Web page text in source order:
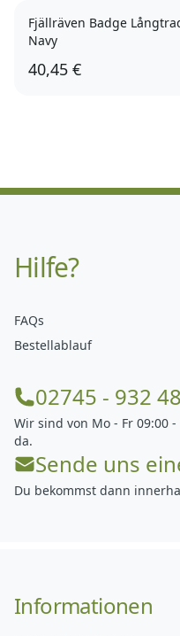
Fjällräven Badge
Navy
40,45 €
Hilfe?
FAQs
Bestellablauf
02745 - 932
Wir sind von Mo - Fr 09:00
da.
Sende uns
Du bekommst dann
Informationen